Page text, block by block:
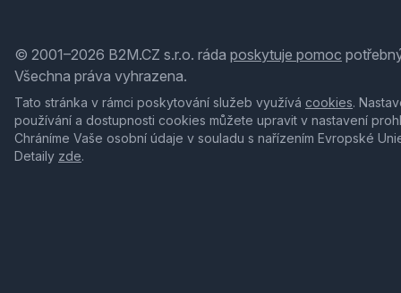
© 2001–2026 B2M.CZ s.r.o. ráda poskytuje pomoc
Všechna práva vyhrazena.
Tato stránka v rámci poskytování služeb využívá cookies.
používání a dostupnosti cookies můžete upravit v nastavení
Chráníme Vaše osobní údaje v souladu s nařízením Evropské
Detaily zde.